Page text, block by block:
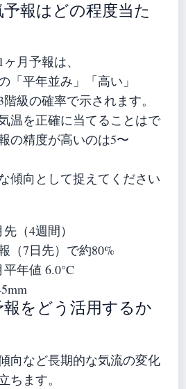
報はどの程度当た
月予報は、
「平年並み」「高い」
階級の確率で示されます。
温を正確に当てることはで
の精度が高いのは5〜
傾向として捉えてください
（4週間）
（7日先）で約80%
年値 6.0°C
をどう活用するか
向など長期的な気流の変化
ちます。